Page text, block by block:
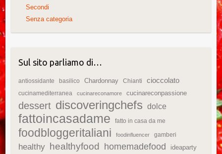
Secondi
Senza categoria
Sul sito parliamo di…
antiossidante basilico Chardonnay Chianti cioccolato
cucinamediterranea cucinareconamore cucinareconpassione
dessert discoveringchefs dolce
fattoincasadame fatto in casa da me
foodbloggeritaliani foodinfluencer gamberi
healthy healthyfood homemadefood ideaparty